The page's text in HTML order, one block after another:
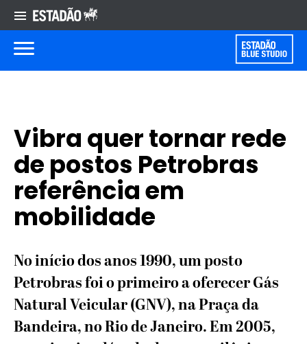
Vibra quer tornar rede
de postos Petrobras
referência em
mobilidade
No início dos anos 1990, um posto
Petrobras foi o primeiro a oferecer Gás
Natural Veicular (GNV), na Praça da
Bandeira, no Rio de Janeiro. Em 2005,